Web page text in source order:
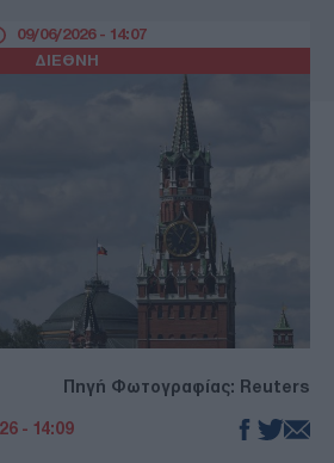
ΖΩΔΙΑ
ΔΙΕΘΝΗ
09/06/2026 - 14:07
Πηγή Φωτογραφίας: Reuters
- 14:09